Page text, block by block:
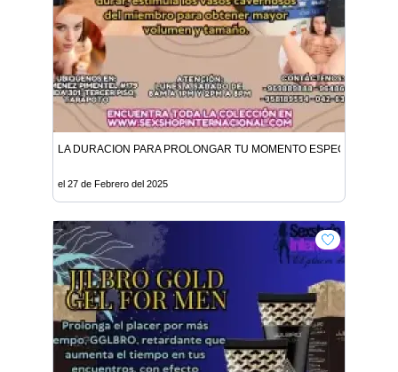
LA DURACION PARA PROLONGAR TU MOMENTO ESPECIAL CON
el 27 de Febrero del 2025